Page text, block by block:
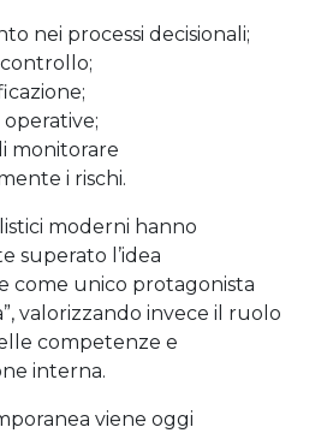
nei processi decisionali;
monitorare
i rischi.
moderni hanno
superato l’idea
come unico protagonista
valorizzando invece il ruolo
competenze e
interna.
viene oggi